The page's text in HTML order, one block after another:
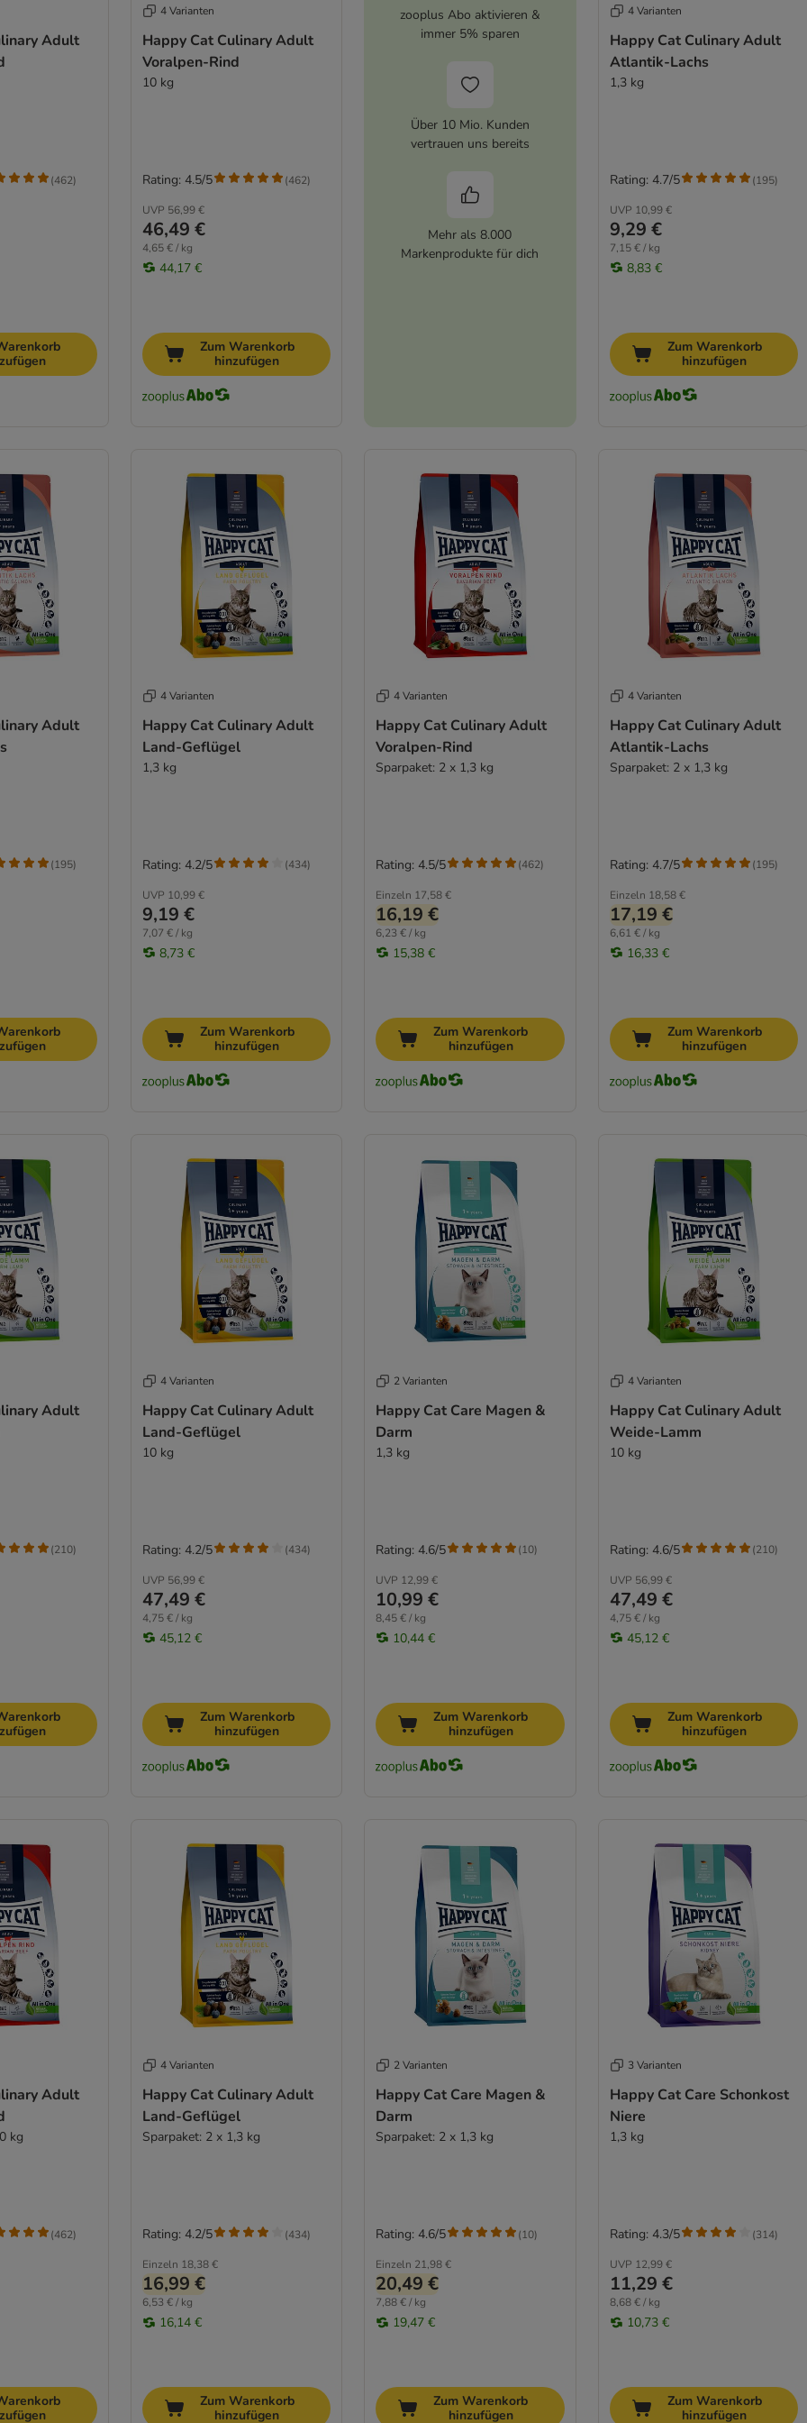
Adult
(462)
4 Varianten
Happy Cat Culinary Adult
Voralpen-Rind
10 kg
UVP 56,99 €
46,49 €
4,65 € / kg
44,17 €
Rating: 4.5/5 (462)
Zum Warenkorb
hinzufügen
zooplus Abo aktivieren &
immer 5% sparen
Über 10 Mio. Kunden
vertrauen uns bereits
Mehr als 8.000
Markenprodukte für dich
4 Varianten
Happy Cat Culinary Adult
Atlantik-Lachs
1,3 kg
UVP 10,99 €
9,29 €
7,15 € / kg
8,83 €
Rating: 4.7/5 (195)
Zum Warenkorb
hinzufügen
Adult
(195)
4 Varianten
Happy Cat Culinary Adult
Land-Geflügel
1,3 kg
UVP 10,99 €
9,19 €
7,07 € / kg
8,73 €
Rating: 4.2/5 (434)
Zum Warenkorb
hinzufügen
4 Varianten
Happy Cat Culinary Adult
Voralpen-Rind
Sparpaket: 2 x 1,3 kg
Einzeln 17,58 €
16,19 €
6,23 € / kg
15,38 €
Rating: 4.5/5 (462)
Zum Warenkorb
hinzufügen
4 Varianten
Happy Cat Culinary Adult
Atlantik-Lachs
Sparpaket: 2 x 1,3 kg
Einzeln 18,58 €
17,19 €
6,61 € / kg
16,33 €
Rating: 4.7/5 (195)
Zum Warenkorb
hinzufügen
Adult
(210)
4 Varianten
Happy Cat Culinary Adult
Land-Geflügel
10 kg
UVP 56,99 €
47,49 €
4,75 € / kg
45,12 €
Rating: 4.2/5 (434)
Zum Warenkorb
hinzufügen
2 Varianten
Happy Cat Care Magen &
Darm
1,3 kg
UVP 12,99 €
10,99 €
8,45 € / kg
10,44 €
Rating: 4.6/5 (10)
Zum Warenkorb
hinzufügen
4 Varianten
Happy Cat Culinary Adult
Weide-Lamm
10 kg
UVP 56,99 €
47,49 €
4,75 € / kg
45,12 €
Rating: 4.6/5 (210)
Zum Warenkorb
hinzufügen
Adult
kg
(462)
4 Varianten
Happy Cat Culinary Adult
Land-Geflügel
Sparpaket: 2 x 1,3 kg
Einzeln 18,38 €
16,99 €
6,53 € / kg
16,14 €
Rating: 4.2/5 (434)
Zum Warenkorb
hinzufügen
2 Varianten
Happy Cat Care Magen &
Darm
Sparpaket: 2 x 1,3 kg
Einzeln 21,98 €
20,49 €
7,88 € / kg
19,47 €
Rating: 4.6/5 (10)
Zum Warenkorb
hinzufügen
3 Varianten
Happy Cat Care Schonkost
Niere
1,3 kg
UVP 12,99 €
11,29 €
8,68 € / kg
10,73 €
Rating: 4.3/5 (314)
Zum Warenkorb
hinzufügen